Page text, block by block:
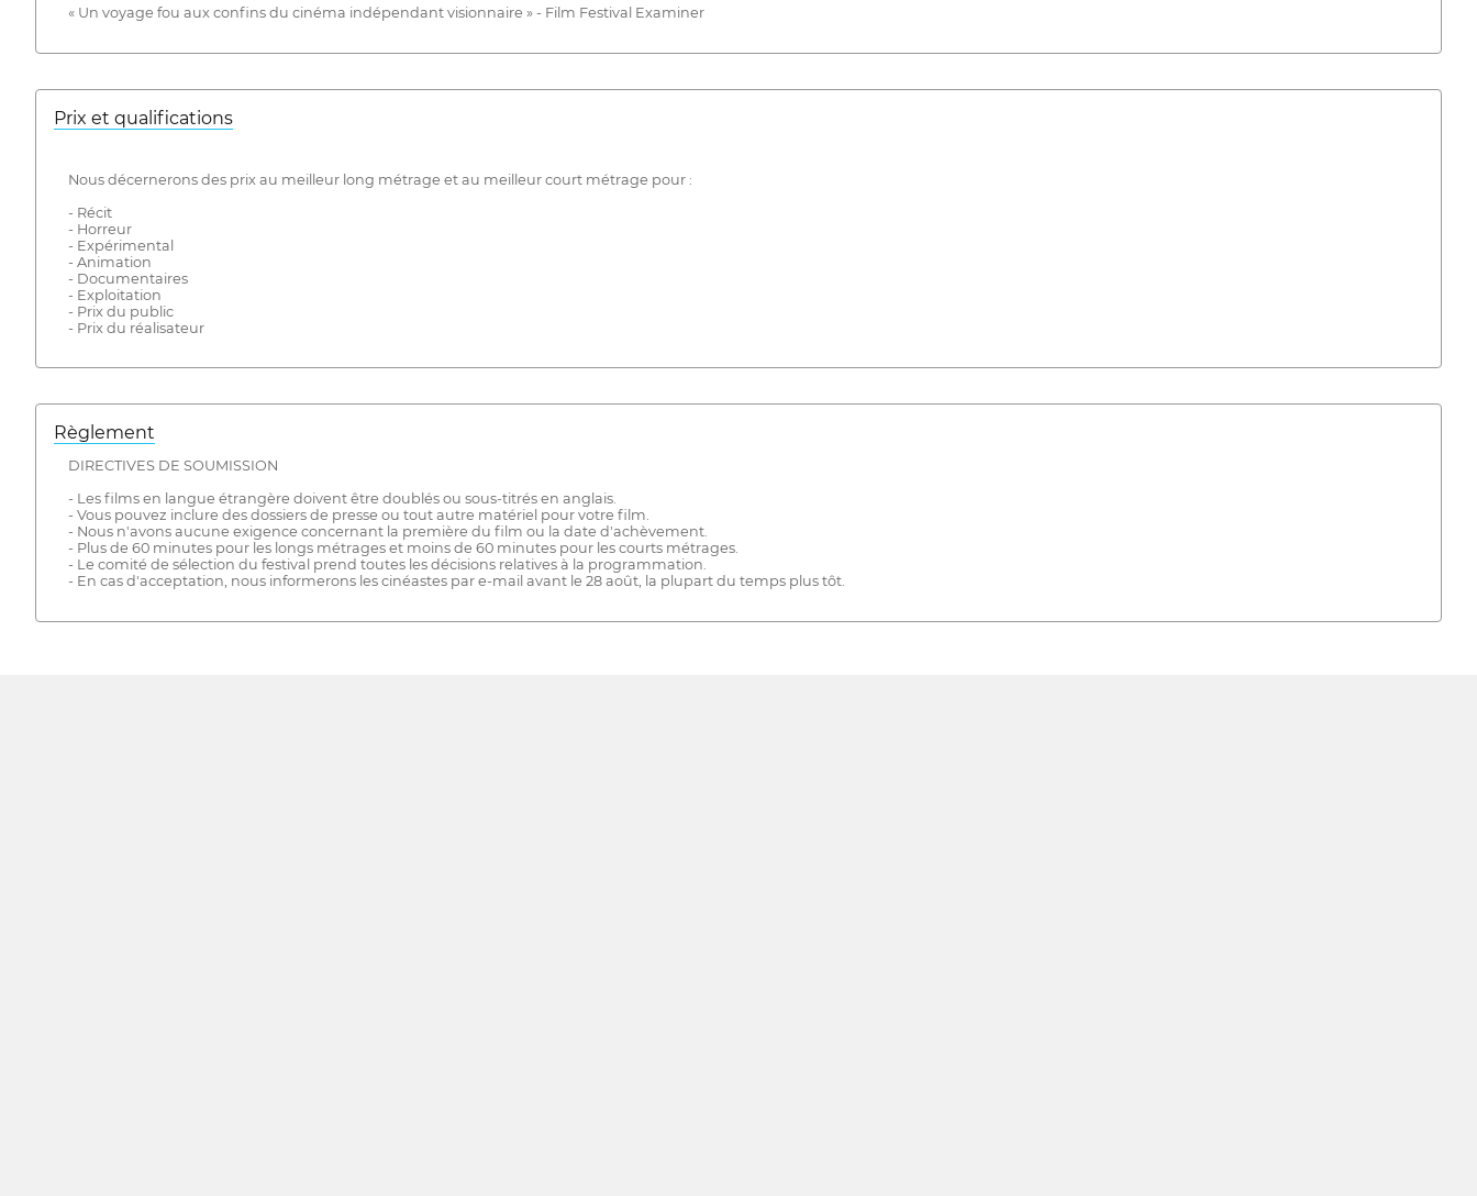
« Un voyage fou aux confins du cinéma indépendant visionnaire » - Film Festival Examiner
Prix ​​et qualifications
Nous décernerons des prix au meilleur long métrage et au meilleur court métrage pour :
- Récit
- Horreur
- Expérimental
- Animation
- Documentaires
- Exploitation
- Prix du public
- Prix du réalisateur
Règlement
DIRECTIVES DE SOUMISSION
- Les films en langue étrangère doivent être doublés ou sous-titrés en anglais.
- Vous pouvez inclure des dossiers de presse ou tout autre matériel pour votre film.
- Nous n'avons aucune exigence concernant la première du film ou la date d'achèvement.
- Plus de 60 minutes pour les longs métrages et moins de 60 minutes pour les courts métrages.
- Le comité de sélection du festival prend toutes les décisions relatives à la programmation.
- En cas d'acceptation, nous informerons les cinéastes par e-mail avant le 28 août, la plupart du temps plus tôt.